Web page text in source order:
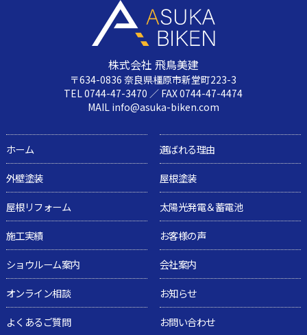
株式会社 飛鳥美建
〒634-0836 奈良県橿原市新堂町223-3
TEL 0744-47-3470 ／ FAX 0744-47-4474
MAIL info@asuka-biken.com
ホーム
選ばれる理由
外壁塗装
屋根塗装
屋根リフォーム
太陽光発電＆蓄電池
施工実績
お客様の声
ショウルーム案内
会社案内
オンライン相談
お知らせ
よくあるご質問
お問い合わせ